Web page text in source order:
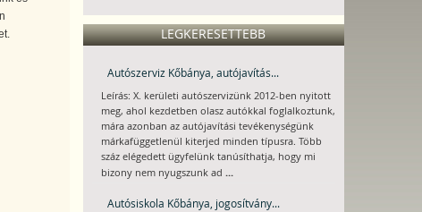
LEGKERESETTEBB
Autószerviz Kőbánya, autójavítás...
Leírás: X. kerületi autószervizünk 2012-ben nyitott
meg, ahol kezdetben olasz autókkal foglalkoztunk,
mára azonban az autójavítási tevékenységünk
márkafüggetlenül kiterjed minden típusra. Több
száz elégedett ügyfelünk tanúsíthatja, hogy mi
bizony nem nyugszunk ad ...
Autósiskola Kőbánya, jogosítvány...